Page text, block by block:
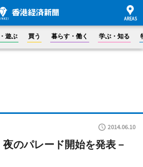
遊ぶ 買う 暮らす・働く 学ぶ・知る
2014.06.10
のパレード開始を発表－